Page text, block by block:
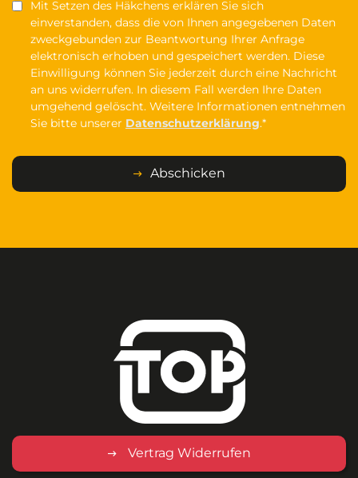
Mit Setzen des Häkchens erklären Sie sich
einverstanden, dass die von Ihnen angegebenen Daten
zweckgebunden zur Beantwortung Ihrer Anfrage
elektronisch erhoben und gespeichert werden. Diese
Einwilligung können Sie jederzeit durch eine Nachricht
an uns widerrufen. In diesem Fall werden Ihre Daten
umgehend gelöscht. Weitere Informationen entnehmen
Sie bitte unserer Datenschutzerklärung.*
Abschicken
Vertrag Widerrufen